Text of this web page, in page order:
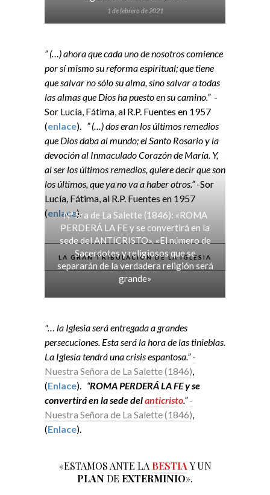
1 de febrero de 2021
” (…) ahora que cada uno de nosotros comience
por sí mismo su reforma espiritual; que tiene
que salvar no sólo su alma, sino salvar a todas
las almas que Dios ha puesto en su camino.” -
Sor Lucía, Fátima, al R.P. Fuentes en 1957
(enlace). ” (…) dos eran los últimos remedios
que Dios daba al mundo; el Santo Rosario y la
devoción al Inmaculado Corazón de María. Y,
al ser los últimos remedios, quiere decir que son
los últimos, que ya no va a haber otros.”-Sor
Lucía, Fátima, al R.P. Fuentes en 1957
(enlace).
LA GRAN TRIBULACIÓN DE LA IGLESIA
Nª Sra de La Salette (1846): «ROMA
PERDERÁ LA FE y se convertirá en la
sede del ANTICRISTO». «El número de
Sacerdotes y religiosos que se
separarán de la verdadera religión será
grande»
"… la Iglesia será entregada a grandes
persecuciones. Esta será la hora de las tinieblas.
La Iglesia tendrá una crisis espantosa.” -
Nuestra Señora de La Salette (1846),
(Enlace). “ROMA PERDERÁ LA FE y se
convertirá en la sede delanticristo.” -
Nuestra Señora de La Salette (1846),
(Enlace).
«ESTAMOS ANTE LA BESTIA Y UN
PLAN DE EXTERMINIO».